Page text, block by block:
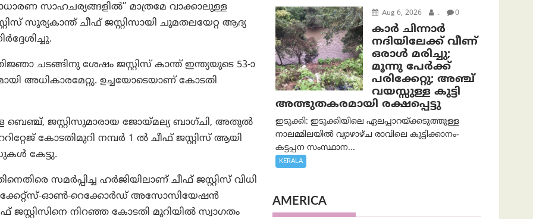
സാഹചര്യങ്ങളിൽ” മാത്രമേ വാക്കാലുള്ള
സൂര്യകാന്ത് ചീഫ് ജസ്റ്റിസായി ചുമതലയേറ്റ ആദ്യ
ചടങ്ങിനു ശേഷം ജസ്റ്റിസ് കാന്ത് ഇന്ത്യയുടെ 53-ാ
അധികാരമേറ്റു. ഉച്ചയോടെയാണ് കോടതി
ബെഞ്ച്, ജസ്റ്റിസുമാരായ ജോയ്മല്യ ബാഗ്ചി, അതുൽ
കോടതിമുറി നമ്പർ 1 ൽ ചീഫ് ജസ്റ്റിസ് ആയി
കേട്ടു.
സമർപ്പിച്ച ഹർജിയിലാണ് ചീഫ് ജസ്റ്റിസ് വിധി
ഓൺ-റെക്കോർഡ് അസോസിയേഷൻ
ജസ്റ്റിസിനെ നിറഞ്ഞ കോടതി മുറിയിൽ സ്വാഗതം
Aug 6, 2026 . 0
കാര്‍ ചിന്നാര്‍
നദിയിലേക്ക് വീണ്
ഒരാള്‍ മരിച്ചു;
മൂന്നു പേര്‍ക്ക്
പരിക്കേറ്റു; അഞ്ച്
വയസ്സുള്ള കുട്ടി
അത്ഭുതകരമായി രക്ഷപ്പെട്ടു
ഇടുക്കി: ഇടുക്കിയിലെ ഏലപ്പാറയ്ക്കടുത്തുള്ള
നാലമ്മിലയിൽ വ്യാഴാഴ്ച രാവിലെ കുട്ടിക്കാനം-
കട്ടപ്പന സംസ്ഥാന...
KERALA
AMERICA